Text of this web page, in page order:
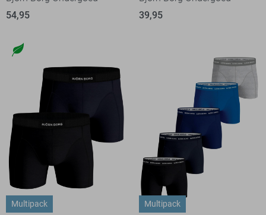
54,95
39,95
Multipack Multipack